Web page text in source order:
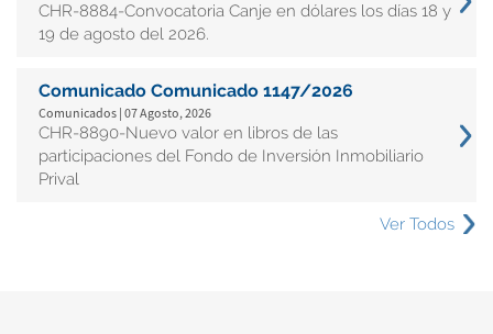
CHR-8884-Convocatoria Canje en dólares los días 18 y
19 de agosto del 2026.
Comunicado Comunicado 1147/2026
Comunicados | 07 Agosto, 2026
CHR-8890-Nuevo valor en libros de las
participaciones del Fondo de Inversión Inmobiliario
Prival
Ver Todos